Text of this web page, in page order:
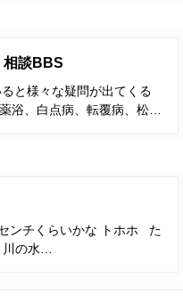
相談BBS
と様々な疑問が出てくる
浴、白点病、転覆病、松…
ンチくらいかな トホホ た
川の水…